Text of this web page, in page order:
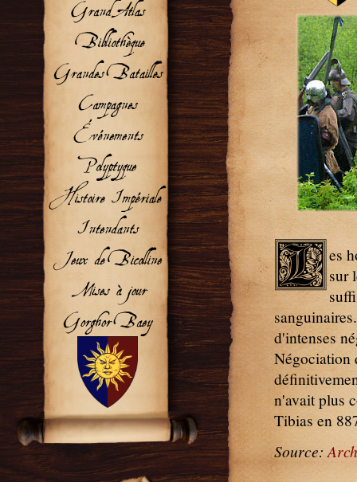
Les
sur
d'intenses
Négociation
n'avait plus
Tibias en
Source: